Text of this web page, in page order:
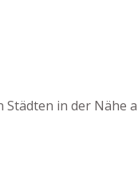
in der Nähe